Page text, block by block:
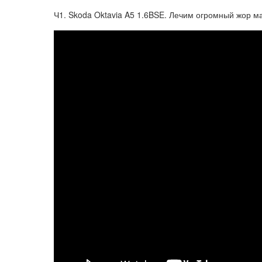
Ч1. Skoda Oktavia A5 1.6BSE. Лечим огромный жор